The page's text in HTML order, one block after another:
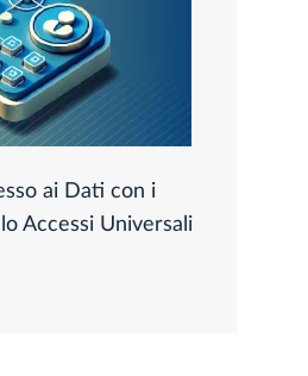
ai Dati con i
Accessi Universali